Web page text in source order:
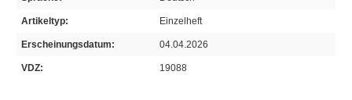
Artikeltyp: Einzelheft
Erscheinungsdatum: 04.04.2026
VDZ: 19088